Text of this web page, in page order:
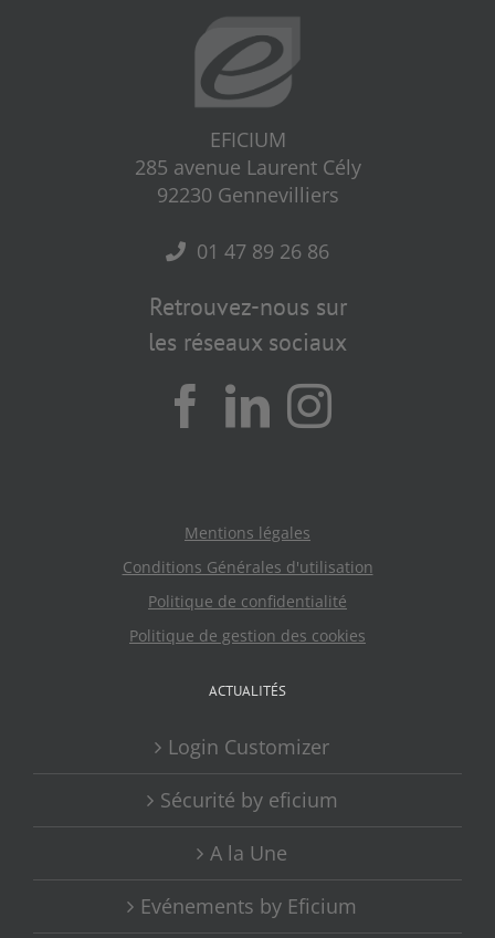
EFICIUM
285 avenue Laurent Cély
92230 Gennevilliers
01 47 89 26 86
Retrouvez-nous sur
les réseaux sociaux
Mentions légales
Conditions Générales d'utilisation
Politique de confidentialité
Politique de gestion des cookies
ACTUALITÉS
Login Customizer
Sécurité by eficium
A la Une
Evénements by Eficium